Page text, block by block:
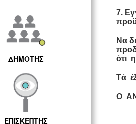
ΔΗΜΟΤΗΣ
ΕΠΙΣΚΕΠΤΗΣ
7.
Να
ότι
Tά
Ο